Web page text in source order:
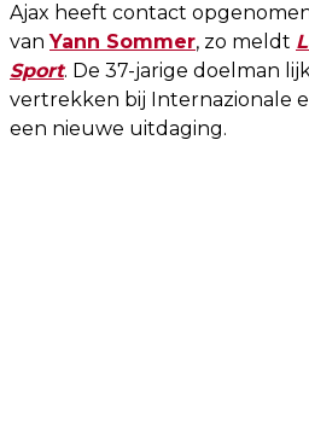
Ajax heeft contact
vanYann Sommer, zo meldt
Sport. De 37-jarige doelman
vertrekken bij Internazionale
een nieuwe uitdaging.